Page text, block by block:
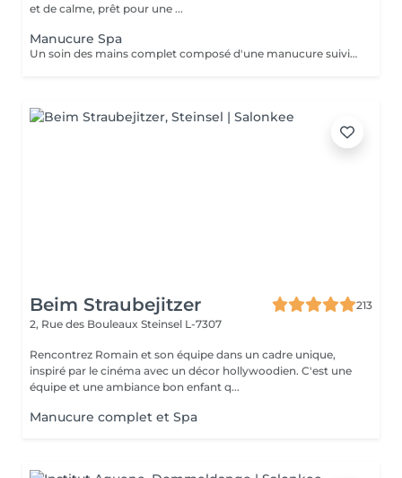
et de calme, prêt pour une ...
Manucure Spa
Un soin des mains complet composé d'une manucure suivie d'un gommage et pour terminer un bain de paraffine pour des mains douces et lisses.
Beim Straubejitzer
213
2, Rue des Bouleaux Steinsel L-7307
Rencontrez Romain et son équipe dans un cadre unique,
inspiré par le cinéma avec un décor hollywoodien. C'est une
équipe et une ambiance bon enfant q...
Manucure complet et Spa